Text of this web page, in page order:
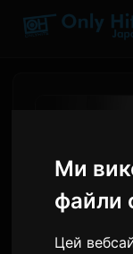
Ми
файли
Цей